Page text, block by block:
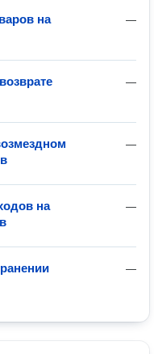
—
на
—
—
—
на
—